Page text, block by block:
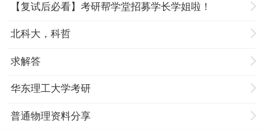
【复试后必看】考研帮学堂招募学长学姐啦！
北科大，科哲
求解答
华东理工大学考研
普通物理资料分享